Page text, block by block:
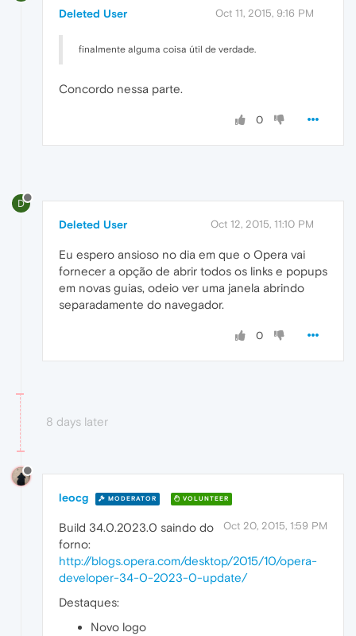
Deleted User Oct 11, 2015, 9:16 PM
finalmente alguma coisa útil de verdade.
Concordo nessa parte.
0
D
Deleted User Oct 12, 2015, 11:10 PM
Eu espero ansioso no dia em que o Opera vai
fornecer a opção de abrir todos os links e popups
em novas guias, odeio ver uma janela abrindo
separadamente do navegador.
0
8 days later
leocg MODERATOR VOLUNTEER
Oct 20, 2015, 1:59 PM
Build 34.0.2023.0 saindo do
forno:
http://blogs.opera.com/desktop/2015/10/opera-
developer-34-0-2023-0-update/
Destaques:
Novo logo